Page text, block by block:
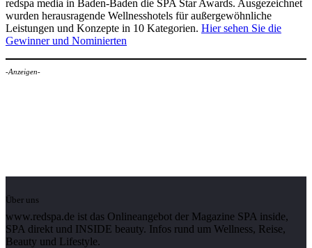
redspa media in Baden-Baden die SPA Star Awards. Ausgezeichnet
wurden herausragende Wellnesshotels für außergewöhnliche
Leistungen und Konzepte in 10 Kategorien. Hier sehen Sie die
Gewinner und Nominierten
-Anzeigen-
Über uns
www.redspa.de ist das Onlineangebot der Magazine SPA inside,
SPA direkt und INSIDE beauty. Infos rund um Wellness, Reise,
Beauty und Lifestyle.